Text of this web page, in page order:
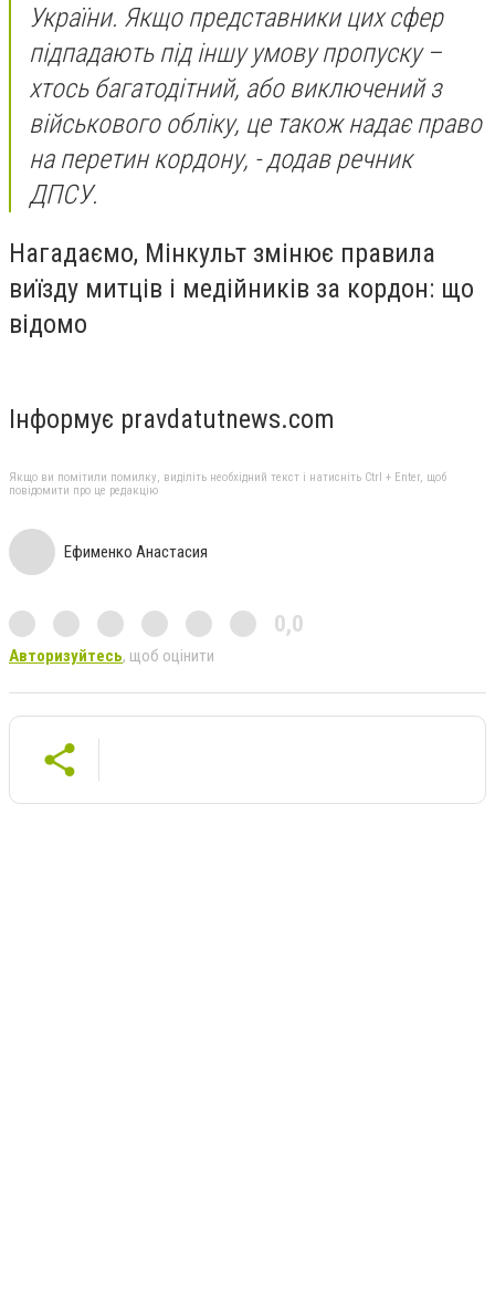
України. Якщо представники цих сфер
підпадають під іншу умову пропуску –
хтось багатодітний, або виключений з
військового обліку, це також надає право
на перетин кордону, - додав речник
ДПСУ.
Нагадаємо, Мінкульт змінює правила
виїзду митців і медійників за кордон: що
відомо
Інформує pravdatutnews.com
Якщо ви помітили помилку, виділіть необхідний текст і натисніть Ctrl + Enter, щоб
повідомити про це редакцію
Ефименко Анастасия
0,0
Авторизуйтесь, щоб оцінити